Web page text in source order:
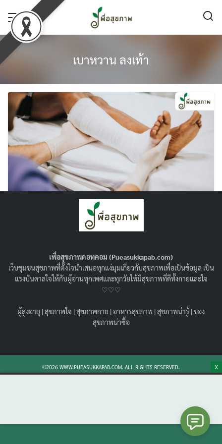
content
for:
Search
เบาหวาน ลงเท้า
เบาหวาน ลงเท้า เกิดจากอะไร ? รักษาได้ไหม ?
พร้อมวิธีดูแลตัวเองให้ห่างไกลความเสี่ยง
ชวนเพื่อนๆมารู้จักกับ เบาหวาน ลงเท้า เกิดจากอะไร แนะนำ
วิธีสังเกตุ เบาหวานลงเท้า อาการ วิธีดูแลผู้ป่วย และการเลี่ยง
ปัจจัยเสี่ยงโรคค่ะ
เพื่อสุขภาพดอทคอม (Pueasukkapab.com)
เว็บชุมชนสุขภาพที่ตั้งใจนำเสนอทุกแง่มุมเกี่ยวกับสุขภาพเพื่อเป็นข้อมูล เป็น
แรงบันดาลใจให้กับผู้อ่านทุกเพศและทุกวัยให้มีสุขภาพที่ดีทั้งกายและใจ
♡♡♡
ผู้สูงอายุ |สุขภาพใจ |สุขภาพกาย |อาหารสุขภาพ |สุขภาพน่ารู้ |ของ
สุขภาพน่าซื้อ
©2026 WWW.PUEASUKKAPAB.COM. ALL RIGHTS RESERVED. X